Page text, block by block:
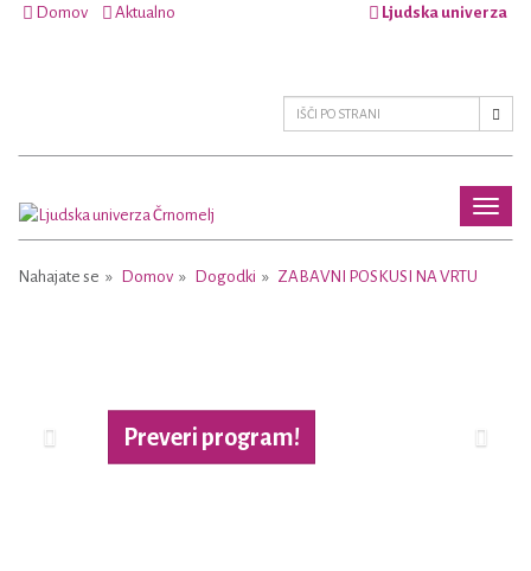
Domov Aktualno Ljudska univerza
Nahajate se Domov Dogodki ZABAVNI POSKUSI NA VRTU
Preveri program!